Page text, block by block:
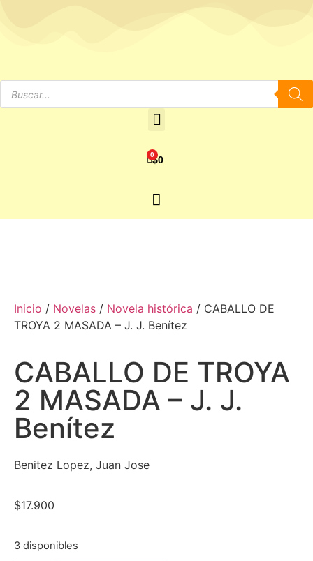
$0
0
Inicio / Novelas / Novela histórica / CABALLO DE
TROYA 2 MASADA – J. J. Benítez
CABALLO DE TROYA
2 MASADA – J. J.
Benítez
Benitez Lopez, Juan Jose
$17.900
3 disponibles